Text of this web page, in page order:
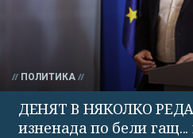
ПОЛИТИКА
ДЕНЯТ В НЯКОЛКО
изненада по бели